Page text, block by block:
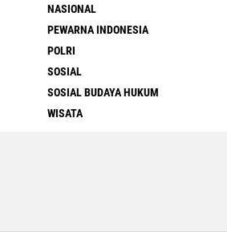
NASIONAL
PEWARNA INDONESIA
POLRI
SOSIAL
SOSIAL BUDAYA HUKUM
WISATA